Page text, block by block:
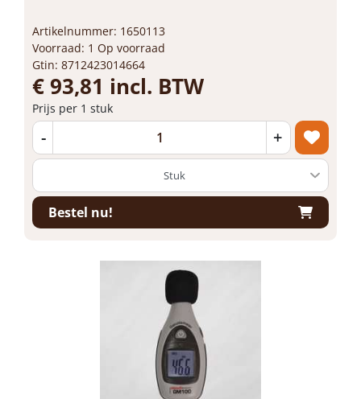
Artikelnummer: 1650113
Voorraad: 1 Op voorraad
Gtin: 8712423014664
€ 93,81 incl. BTW
Prijs per 1 stuk
- +
Bestel nu!